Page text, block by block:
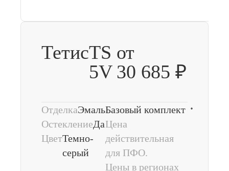
ТетисTS
5V
от
30 685 ₽
ОтделкаЭмаль
ОстеклениеДа
ЦветТемно-
серый
Базовый комплект
Цена
действительная
для ПФО.
Цены в регионах